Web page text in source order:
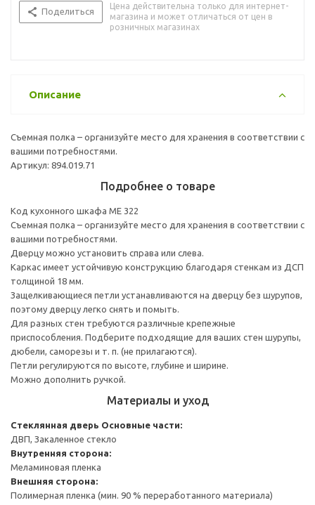
Поделиться
Цена действительна только для интернет-
магазина и может отличаться от цен в
розничных магазинах
Описание
Съемная полка – организуйте место для хранения в соответствии с
вашими потребностями.
Артикул: 894.019.71
Подробнее о товаре
Код кухонного шкафа ME 322
Съемная полка – организуйте место для хранения в соответствии с
вашими потребностями.
Дверцу можно установить справа или слева.
Каркас имеет устойчивую конструкцию благодаря стенкам из ДСП
толщиной 18 мм.
Защелкивающиеся петли устанавливаются на дверцу без шурупов,
поэтому дверцу легко снять и помыть.
Для разных стен требуются различные крепежные
приспособления. Подберите подходящие для ваших стен шурупы,
дюбели, саморезы и т. п. (не прилагаются).
Петли регулируются по высоте, глубине и ширине.
Можно дополнить ручкой.
Материалы и уход
Стеклянная дверь Основные части:
ДВП, Закаленное стекло
Внутренняя сторона:
Меламиновая пленка
Внешняя сторона:
Полимерная пленка (мин. 90 % переработанного материала)